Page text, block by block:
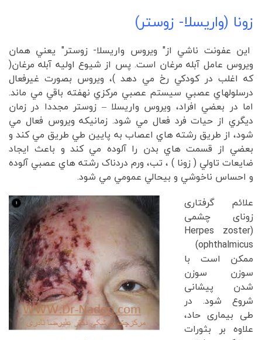
زونا (واريسلا- زوستر)
اين عفونت ناشي از" ويروس واريسلا- زوستر" يعني همان
ويروس عامل آبله مرغان است. پس از شيوع اوليه آبله مرغان(
که اغلب در کودکي رخ مي دهد )، ويروس بصورت غيرفعال
درسلولهاي عصبي سيستم عصبي مرکزي نهفته باقي مي ماند.
اما در بعضي افراد، ويروس واريسلا – زوستر مجددا در زمان
ديگري از حيات فرد فعال مي شود. زمانيکه ويروس فعال مي
شود، از طريق رشته هاي اعصاب به پايين طي طريق مي کند و
بعضي از قسمت هاي بدن را آلوده مي کند و باعث ايجاد
ضايعات تاولي ( زونا ) ، تب، ورم دردناک رشته هاي عصبي آلوده
و احساس ناخوشي و بيحالي عمومي مي شود.
علائم گرفتاری
زونای چشمی
(Herpes zoster
ophthalmicus)
ممکن است با
سوزن سوزن
شدن پیشانی
شروع شود. در
طی بیماری حاد،
علاوه بر بثورات